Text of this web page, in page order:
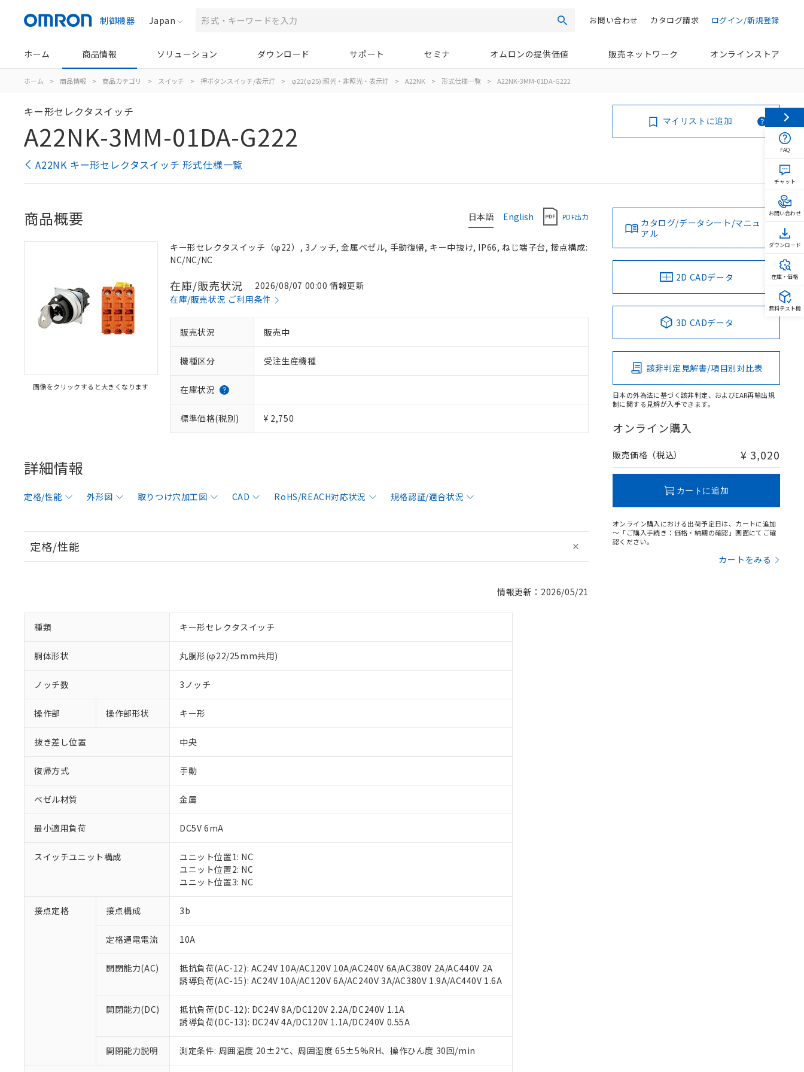
制御機器 Japan 検索 ログイン/新規登録
カタログ請求
お問い合わせ
ホーム 商品情報 ソリューション ダウンロード サポート セミナ オムロンの提供価値 販売ネットワーク オンラインストア
ホーム > 商品情報 > 商品カテゴリ > スイッチ > 押ボタンスイッチ/表示灯 > φ22(φ25):照光・非照光・表示灯 > A22NK > 形式仕様一覧 > A22NK-3MM-01DA-G222
キー形セレクタスイッチ
A22NK-3MM-01DA-G222
A22NK キー形セレクタスイッチ 形式仕様一覧
マイリストに追加
日本語 English PDF出力
商品概要
画像をクリックすると大きくなります
キー形セレクタスイッチ（φ22）, 3ノッチ, 金属ベゼル, 手動復帰, キー中抜け, IP66, ねじ端子台, 接点構成:
NC/NC/NC
在庫/販売状況
2026/08/07 00:00 情報更新
在庫/販売状況 ご利用条件
販売状況 販売中
機種区分 受注生産機種
在庫状況
標準価格(税別) ¥ 2,750
詳細情報
定格/性能 外形図 取りつけ穴加工図 CAD RoHS/REACH対応状況 規格認証/適合状況
定格/性能
情報更新：2026/05/21
種類 キー形セレクタスイッチ
胴体形状 丸胴形(φ22/25mm共用)
ノッチ数 3ノッチ
操作部 操作部形状 キー形
抜き差し位置 中央
復帰方式 手動
ベゼル材質 金属
最小適用負荷 DC5V 6mA
スイッチユニット構成
ユニット位置1: NC
ユニット位置2: NC
ユニット位置3: NC
接点定格 接点構成 3b
定格通電電流 10A
開閉能力(AC)
抵抗負荷(AC-12): AC24V 10A/AC120V 10A/AC240V 6A/AC380V 2A/AC440V 2A
誘導負荷(AC-15): AC24V 10A/AC120V 6A/AC240V 3A/AC380V 1.9A/AC440V 1.6A
開閉能力(DC)
抵抗負荷(DC-12): DC24V 8A/DC120V 2.2A/DC240V 1.1A
誘導負荷(DC-13): DC24V 4A/DC120V 1.1A/DC240V 0.55A
開閉能力説明 測定条件: 周囲温度 20±2℃、周囲湿度 65±5%RH、操作ひん度 30回/min
カタログ/データシート/マニュ
アル
2D CADデータ
3D CADデータ
該非判定見解書/項目別対比表
日本の外為法に基づく該非判定、およびEAR再輸出規
制に関する見解が入手できます。
オンライン購入
販売価格（税込） ¥ 3,020
カートに追加
オンライン購入における出荷予定日は、カートに追加
～「ご購入手続き：価格・納期の確認」画面にてご確
認ください。
カートをみる
ご利用条件
以下の条件をお読みいただき、同意のうえご利用ください。
本サービスは、当社制御機器事業取扱商品の当社在庫状況および標準価格(税抜)を提供させていただ
くものです。
当社制御機器事業取扱商品の中には、本サービスの対象外となる商品もあることをご了承ください。
在庫状況および標準価格照会結果は、記載している更新日時点での社内データに基づき作成されるも
い。
正式な納期状況および標準価格はお客様のお取引先、またはお客様担当のオムロン制御機器販売店・
※1 対応状況
対応済み：EU RoHS指令（10物質）の非含有に対応した製品が提供可能な商品です。
非該当品：ライセンス料など無形物で、有害物質有無と関係のない商品です。
仕入先様の事情により、非含有部品としていたものが、含有品と判明した場合などやむを得ず変更すること
があります。
*EU RoHS指令（10物質）：
六価クロム(Cr(Ⅵ)) 1000ppm以下、ポリ臭化ビフェニル類(PBB) 1000ppm以下、ポリ臭化ジフェニルエーテル類(PBDE) 1000ppm以下、
フタル酸ビス(2-エチルヘキシル) (DEHP)(別名：DOP) 1000ppm以下、フタル酸ブチルベンジル（BBP） 1000ppm以下、フタル酸ジブチ
ル（DBP） 1000ppm以下、フタル酸ジイソブチル (DIBP) 1000ppm以下
但し、RoHS指令で産業用監視および制御機器に対する適用除外項目は除く。
フタル酸エステル類の４物質については閾値を超える意図的な使用がないことを確認しています。
※1 中国RoHS○×表
「○」：最大均質材料含有率が中国RoHSの基準値以下であることを示します。
「×」：最大均質材料含有率が中国RoHSの基準値を超えていることを示します。
*中国RoHS10物質の基準値 (GB/T26572)：
Pb(鉛) :1000ppm、 Hg(水銀) : 1000ppm、 Cd(カドミウム) : 100ppm、
Cr(Ⅵ)(六価クロム) : 1000ppm、 PBBs(ポリ臭化ビフェニル類) : 1000ppm、 PBDEs(ポリ臭化ジフェニルエーテル類) : 1000ppm、
DBP(フタル酸ジブチル) : 1000ppm、 DIBP(フタル酸ジイソブチル) : 1000ppm、 BBP(フタル酸ブチルベンジル) : 1000ppm、
DEHP(フタル酸ビス(2-エチルヘキシル)) : 1000ppm
当社は、これら貴社製品のうち、外国為替および外国貿易法に定める商品（以下｢規制貨物等」とい
う）を輸出または国外への提供する場合は、日本国政府の輸出許可(または役務取引許可)を取得する
などの必要な手続きをとります。
ます。
当社は貴社製品を、核兵器、ミサイル、化学兵器、生物兵器またはその他武器並びにこれらの製造装
記
号
説明
○ 一定数以上の在庫あり
FAQ
チャット
お問い合わせ
ダウンロード
在庫・価格
無料テスト機